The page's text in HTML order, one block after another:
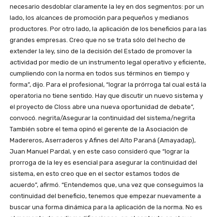
necesario desdoblar claramente la ley en dos segmentos: por un
lado, los alcances de promoción para pequeños y medianos
productores. Por otro lado, la aplicación de los beneficios para las
grandes empresas. Creo que no se trata sólo del hecho de
extender la ley, sino de la decisión del Estado de promover la
actividad por medio de un instrumento legal operativo y eficiente,
cumpliendo con la norma en todos sus términos en tiempo y
forma”, dijo. Para el profesional, “lograr la prórroga tal cual está la
operatoria no tiene sentido. Hay que discutir un nuevo sistema y
el proyecto de Closs abre una nueva oportunidad de debate”,
convocó. negrita/Asegurar la continuidad del sistema/negrita
También sobre el tema opinó el gerente de la Asociación de
Madereros, Aserraderos y Afines del Alto Paraná (Amayadap),
Juan Manuel Pardal, y en este caso consideró que “lograr la
prorroga de la ley es esencial para asegurar la continuidad del
sistema, en esto creo que en el sector estamos todos de
acuerdo”, afirmó. “Entendemos que, una vez que conseguimos la
continuidad del beneficio, tenemos que empezar nuevamente a
buscar una forma dinámica para la aplicación de la norma. No es